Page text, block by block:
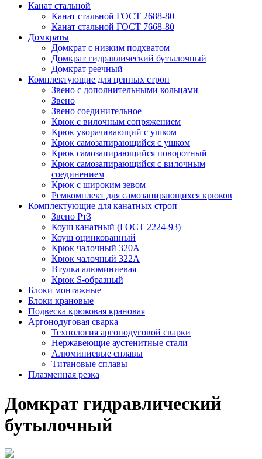
Канат стальной
Канат стальной ГОСТ 2688-80
Канат стальной ГОСТ 7668-80
Домкраты
Домкрат с низким подхватом
Домкрат гидравлический бутылочный
Домкрат реечный
Комплектующие для цепных строп
Звено с дополнительными кольцами
Звено
Звено соединительное
Крюк с вилочным сопряжением
Крюк укорачивающий с ушком
Крюк самозапирающийся с ушком
Крюк самозапирающийся поворотный
Крюк самозапирающийся с вилочным
соединением
Крюк с широким зевом
Ремкомплект для самозапирающихся крюков
Комплектующие для канатных строп
Звено Рт3
Коуш канатный (ГОСТ 2224-93)
Коуш оцинкованный
Крюк чалочный 320А
Крюк чалочный 322А
Втулка алюминиевая
Крюк S-образный
Блоки монтажные
Блоки крановые
Подвеска крюковая крановая
Аргонодуговая сварка
Технология аргонодуговой сварки
Нержавеющие аустенитные стали
Алюминиевые сплавы
Титановые сплавы
Плазменная резка
Домкрат гидравлический
бутылочный